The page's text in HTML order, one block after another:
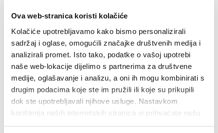
Ova web-stranica koristi kolačiće
Kolačiće upotrebljavamo kako bismo personalizirali
sadržaj i oglase, omogućili značajke društvenih medija i
analizirali promet. Isto tako, podatke o vašoj upotrebi
naše web-lokacije dijelimo s partnerima za društvene
medije, oglašavanje i analizu, a oni ih mogu kombinirati s
drugim podacima koje ste im pružili ili koje su prikupili
dok ste upotrebljavali njihove usluge. Nastavkom
korištenja naših internetskih stranica vi prihvaćate našu
desde el lado sur de Malačka es de 8,4 km con una
pendiente media constante del 5%, también por
serpentinas. El descenso es extremadamente
dinámico y se abren muchas vistas hermosas, pero
definitivamente debe montar con cuidado. Toda la
pista se conduce por carreteras anchas de doble
sentido y no hay necesidad de relaciones de
transmisión compactas debido a las suaves